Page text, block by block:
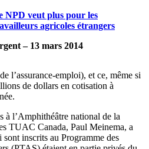
NPD veut plus pour les
agricoles étrangers
– 13 mars 2014
l’assurance-emploi), et ce, même si
de dollars en cotisation à
à l’Amphithéâtre national de la
TUAC Canada, Paul Meinema, a
inscrits au Programme des